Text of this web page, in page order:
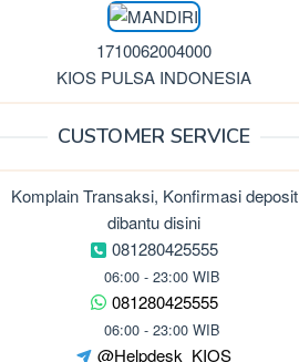
1710062004000
KIOS PULSA INDONESIA
CUSTOMER SERVICE
Komplain Transaksi, Konfirmasi deposit
dibantu disini
081280425555
06:00 - 23:00 WIB
081280425555
06:00 - 23:00 WIB
@Helpdesk_KIOS